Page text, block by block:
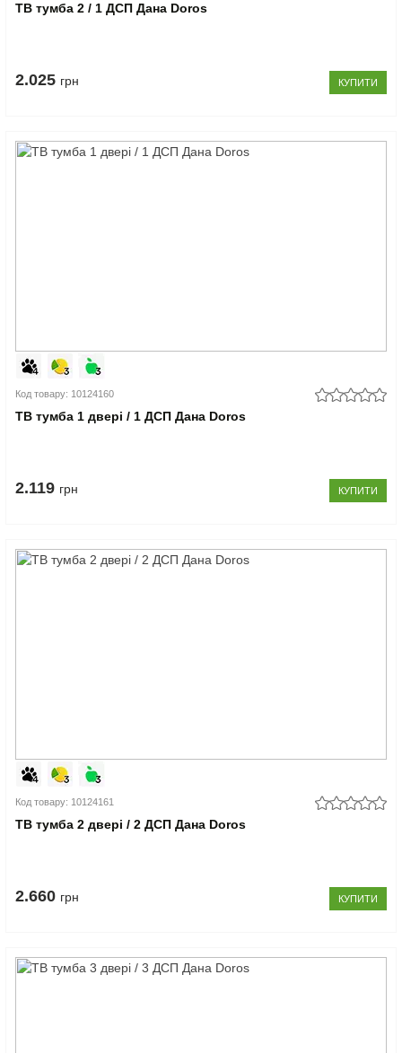
ТВ тумба 2 / 1 ДСП Дана Doros
2.025 грн КУПИТИ
Код товару: 10124160
ТВ тумба 1 двері / 1 ДСП Дана Doros
2.119 грн КУПИТИ
Код товару: 10124161
ТВ тумба 2 двері / 2 ДСП Дана Doros
2.660 грн КУПИТИ